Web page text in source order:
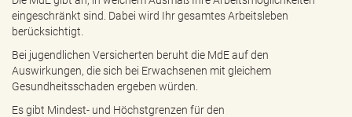
eingeschränkt sind. Dabei wird Ihr gesamtes Arbeitsleben
berücksichtigt.
Bei jugendlichen Versicherten beruht die MdE auf den
Auswirkungen, die sich bei Erwachsenen mit gleichem
Gesundheitsschaden ergeben würden.
Es gibt Mindest- und Höchstgrenzen für den